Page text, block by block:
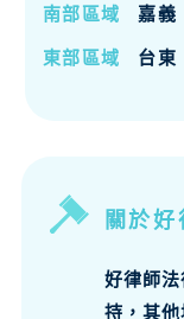
關於好
好律師
持，其
南部區域 嘉義
東部區域 台東